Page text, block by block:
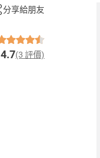
分享給朋友
4.7(3 評價)